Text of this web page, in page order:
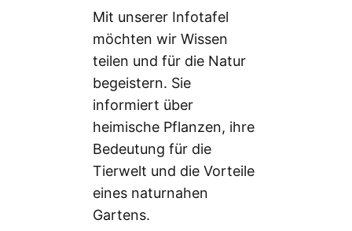
Mit unserer Infotafel
möchten wir Wissen
teilen und für die Natur
begeistern. Sie
informiert über
heimische Pflanzen, ihre
Bedeutung für die
Tierwelt und die Vorteile
eines naturnahen
Gartens.